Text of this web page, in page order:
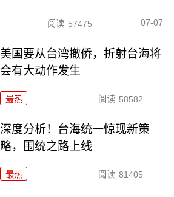
阅读 57475 07-07
美国要从台湾撤侨，折射台海将
会有大动作发生
最热 阅读 58582
深度分析！台海统一惊现新策
略，围统之路上线
最热 阅读 81405